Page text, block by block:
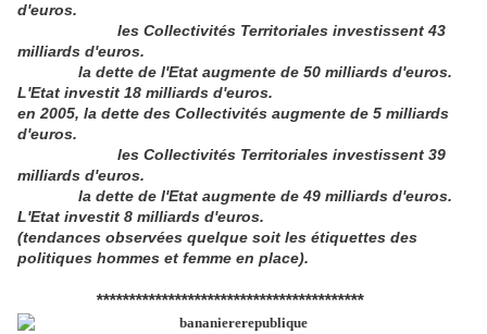
d'euros.
les Collectivités Territoriales investissent 43
milliards d'euros.
la dette de l'Etat augmente de 50 milliards d'euros.
L'Etat investit 18 milliards d'euros.
en 2005, la dette des Collectivités augmente de 5 milliards
d'euros.
les Collectivités Territoriales investissent 39
milliards d'euros.
la dette de l'Etat augmente de 49 milliards d'euros.
L'Etat investit 8 milliards d'euros.
(tendances observées quelque soit les étiquettes des
politiques hommes et femme en place).
*****************************************